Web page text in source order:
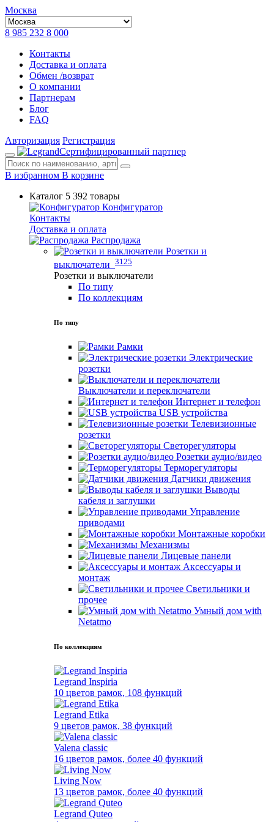
Москва
8 985 232 8 000
Контакты
Доставка и оплата
Обмен /возврат
О компании
Партнерам
Блог
FAQ
Авторизация Регистрация
Сертифицированный партнер
В избранном В корзине
Каталог 5 392 товары
Конфигуратор
Контакты
Доставка и оплата
Распродажа
Розетки и
выключатели 3125
Розетки и выключатели
По типу
По коллекциям
По типу
Рамки
Электрические
розетки
Выключатели и переключатели
Интернет и телефон
USB устройства
Телевизионные
розетки
Светорегуляторы
Розетки аудио/видео
Терморегуляторы
Датчики движения
Выводы
кабеля и заглушки
Управление
приводами
Монтажные коробки
Механизмы
Лицевые панели
Аксессуары и
монтаж
Светильники и
прочее
Умный дом with
Netatmo
По коллекциям
Legrand Inspiria
10 цветов рамок, 108 функций
Legrand Etika
9 цветов рамок, 38 функций
Valena classic
16 цветов рамок, более 40 функций
Living Now
13 цветов рамок, более 40 функций
Legrand Quteo